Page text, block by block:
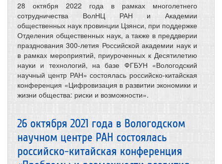
28 октября 2022 года в рамках многолетнего
сотрудничества ВолНЦ РАН и Академии
общественных наук провинции Цзянси, при поддержке
Отделения общественных наук, а также в преддверии
празднования 300-летия Российской академии наук и
в рамках мероприятий, приуроченных к Десятилетию
науки и технологий, на базе ФГБУН «Вологодский
научный центр РАН» состоялась российско-китайская
конференция «Цифровизация в развитии экономики и
жизни общества: риски и возможности».
26 октября 2021 года в Вологодском
научном центре РАН состоялась
российско-китайская конференция